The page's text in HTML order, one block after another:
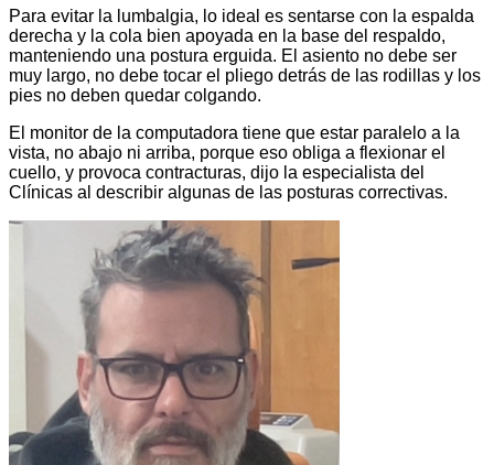
Para evitar la lumbalgia, lo ideal es sentarse con la espalda
derecha y la cola bien apoyada en la base del respaldo,
manteniendo una postura erguida. El asiento no debe ser
muy largo, no debe tocar el pliego detrás de las rodillas y los
pies no deben quedar colgando.
El monitor de la computadora tiene que estar paralelo a la
vista, no abajo ni arriba, porque eso obliga a flexionar el
cuello, y provoca contracturas, dijo la especialista del
Clínicas al describir algunas de las posturas correctivas.